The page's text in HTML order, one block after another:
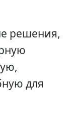
решения,
для